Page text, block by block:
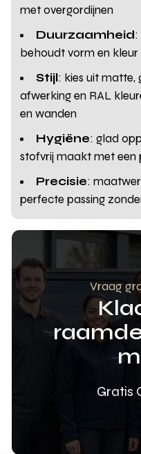
met overgordijnen
Duurzaamheid:
behoudt vorm en
Stijl: kies uit matte,
afwerking en RAL
en wanden
Hygiëne: glad
stofvrij maakt met
Precisie:
perfecte passing
Vraag
Gratis